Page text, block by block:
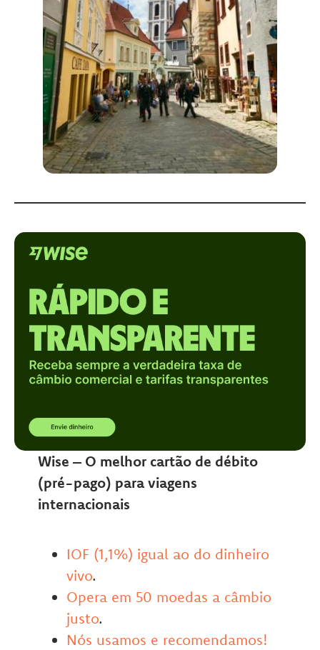
Wise – O melhor cartão de débito
(pré-pago) para viagens
internacionais
IOF (1,1%) igual ao do dinheiro
vivo.
Opera em 50 moedas a câmbio
justo.
Nós usamos e recomendamos!